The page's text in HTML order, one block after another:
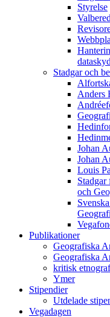
Styrelse
Stadgar och
Anders
Johan
Johan
Louis
och
Publikationer
Geografiska
Geografiska
kritisk
Ymer
Stipendier
Utdelade
Vegadagen